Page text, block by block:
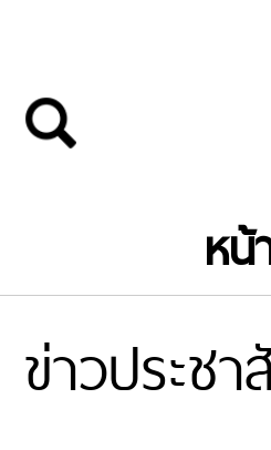
หน้
ข่าวประช